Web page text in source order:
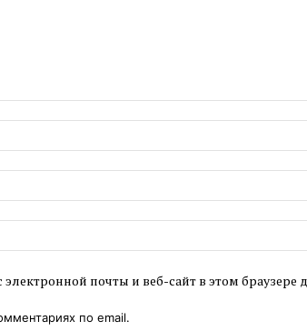
электронной почты и веб-сайт в этом
по email.